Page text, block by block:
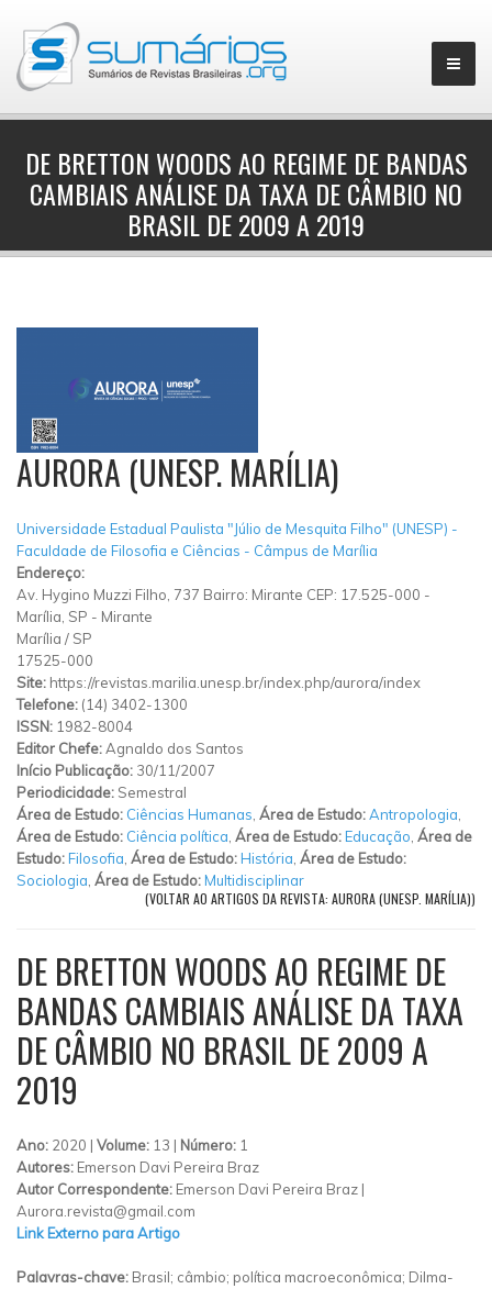
▼
DE BRETTON WOODS AO REGIME DE BANDAS
CAMBIAIS ANÁLISE DA TAXA DE CÂMBIO NO
BRASIL DE 2009 A 2019
AURORA (UNESP. MARÍLIA)
Universidade Estadual Paulista "Júlio de Mesquita Filho" (UNESP) -
Faculdade de Filosofia e Ciências - Câmpus de Marília
Endereço:
Av. Hygino Muzzi Filho, 737 Bairro: Mirante CEP: 17.525-000 -
Marília, SP - Mirante
Marília / SP
17525-000
Site: https://revistas.marilia.unesp.br/index.php/aurora/index
Telefone: (14) 3402-1300
ISSN: 1982-8004
Editor Chefe:Agnaldo dos Santos
Início Publicação: 30/11/2007
Periodicidade: Semestral
Área de Estudo: Ciências Humanas Área de Estudo:Antropologia
Área de Estudo: Ciência política Área de Estudo:Educação Área de
Estudo:Filosofia Área de Estudo:História Área de Estudo:
Sociologia Área de Estudo:Multidisciplinar
(VOLTAR AO ARTIGOS DA REVISTA: AURORA (UNESP. MARÍLIA))
DE BRETTON WOODS AO REGIME DE
BANDAS CAMBIAIS ANÁLISE DA TAXA
DE CÂMBIO NO BRASIL DE 2009 A
2019
Ano: 2020 | Volume: 13 | Número: 1
Autores: Emerson Davi Pereira Braz
Autor Correspondente: Emerson Davi Pereira Braz |
Aurora.revista@gmail.com
Link Externo para Artigo
Palavras-chave: Brasil; câmbio; política macroeconômica; Dilma-